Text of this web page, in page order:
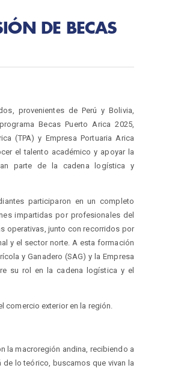
DE BECAS
provenientes de Perú y Bolivia,
Becas Puerto Arica 2025,
(TPA) y Empresa Portuaria Arica
el talento académico y apoyar la
parte de la cadena logística y
participaron en un completo
impartidas por profesionales del
operativas, junto con recorridos por
y el sector norte. A esta formación
y Ganadero (SAG) y la Empresa
su rol en la cadena logística y el
comercio exterior en la región.
la macroregión andina, recibiendo a
lo teórico, buscamos que vivan la